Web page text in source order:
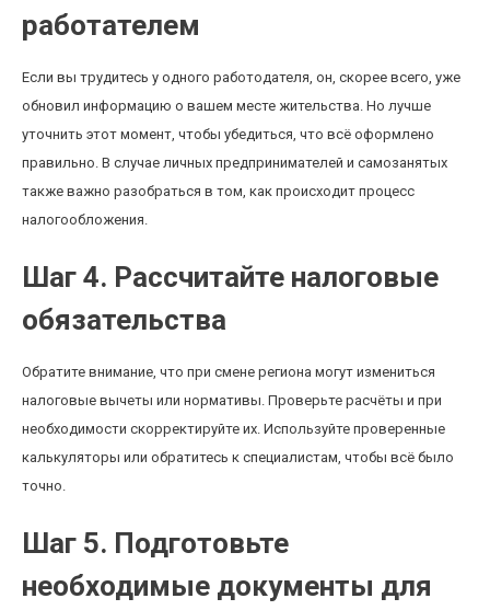
работателем
Если вы трудитесь у одного работодателя, он, скорее всего, уже
обновил информацию о вашем месте жительства. Но лучше
уточнить этот момент, чтобы убедиться, что всё оформлено
правильно. В случае личных предпринимателей и самозанятых
также важно разобраться в том, как происходит процесс
налогообложения.
Шаг 4. Рассчитайте налоговые
обязательства
Обратите внимание, что при смене региона могут измениться
налоговые вычеты или нормативы. Проверьте расчёты и при
необходимости скорректируйте их. Используйте проверенные
калькуляторы или обратитесь к специалистам, чтобы всё было
точно.
Шаг 5. Подготовьте
необходимые документы для